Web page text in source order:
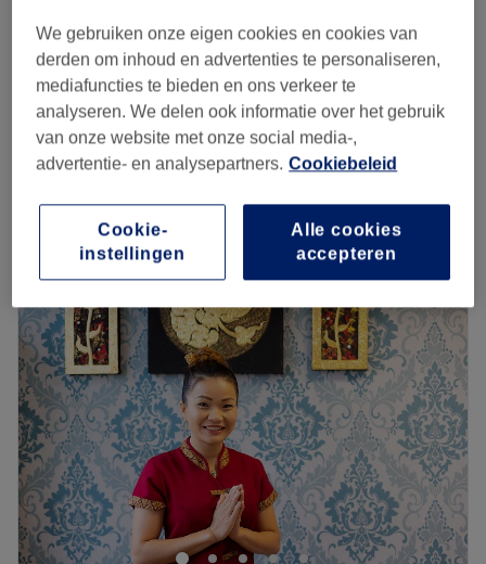
Chez Anahid Coiffures et Beauté
4,8
766 reviews
Abraham Kuyperlaan, Rotterdam
Laat zien op de kaart
Voetreflexmassage Spiritual Awakening -
Hold You First
30 min - 1 u
Kort overzicht salongegevens
Maandag 13:00–20:00
Woensdag
13:00–20:00
Donderdag
13:00–20:00
Vrijdag
13:00–20:00
Zaterdag
Gesloten
Zondag
Gesloten
Chez Anahid Coiffeurs is een sfeervolle, professionele
kapsalon in Rotterdam Noord. Hier voorzien ze jong en
oud van een nieuwe coupe. Of je nu trendy wilt of
gewoon een klassieke cut, je krijgt altijd persoonlijk en
We gebruiken onze eigen cookies en cookies van
derden om inhoud en advertenties te personaliseren,
mediafuncties te bieden en ons verkeer te
analyseren. We delen ook informatie over het gebruik
van onze website met onze social media-,
advertentie- en analysepartners. Cookiebeleid
Alle cookies
accepteren
Cookie-
instellingen